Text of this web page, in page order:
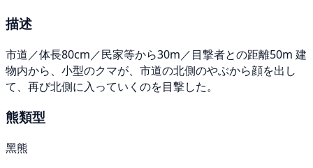
描述
市道／体長80cm／民家等から30m／目撃者との距離50m 建
物内から、小型のクマが、市道の北側のやぶから顔を出し
て、再び北側に入っていくのを目撃した。
熊類型
黑熊